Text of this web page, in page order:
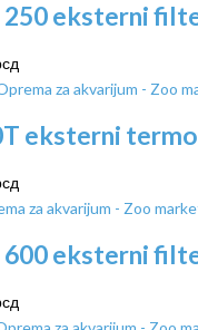
250 eksterni
eksterni
600 eksterni